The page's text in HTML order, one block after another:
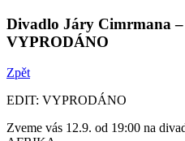
Divadlo Járy Cimrmana
VYPRODÁNO
Zpět
EDIT: VYPRODÁNO
Zveme vás 12.9. od 19:00 na